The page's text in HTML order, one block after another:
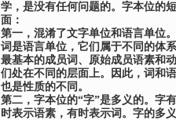
学， 是没有任何问题的。字本位的
面：
第一，混淆了文字单位和语言单位
词是语言单位， 它们属于不同的体
最基本的成员词、原始成员语素和
们处在不同的层面上。因此，词和
也是性质的不同。
第二，字本位的“字”是多义的。字
时表示语素，有时表示词。字的多